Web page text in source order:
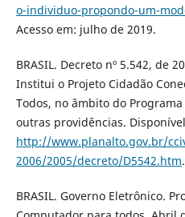
o-individuo-propondo-um-
Acesso em: julho de 2019.
BRASIL. Decreto nº 5.542, de
Institui o Projeto Cidadão
Todos, no âmbito do
outras providências.
http://www.planalto.gov.br/
2006/2005/decreto/D5542.htm
BRASIL. Governo Eletrônico.